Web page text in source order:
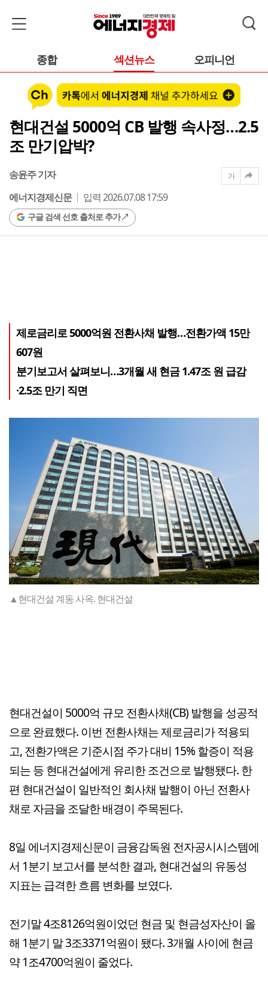
종합 섹션뉴스 오피니언
현대건설 5000억 CB 발행 속사정…2.5
조 만기압박?
송윤주 기자
에너지경제신문
입력 2026.07.08 17:59
구글 검색 선호 출처로 추가
가
제로금리로 5000억원 전환사채 발행…전환가액 15만
607원
분기보고서 살펴보니…3개월 새 현금 1.47조 원 급감
·2.5조 만기 직면
▲현대건설 계동 사옥. 현대건설
현대건설이 5000억 규모 전환사채(CB) 발행을 성공적
으로 완료했다. 이번 전환사채는 제로금리가 적용되
고, 전환가액은 기준시점 주가 대비 15% 할증이 적용
되는 등 현대건설에게 유리한 조건으로 발행됐다. 한
편 현대건설이 일반적인 회사채 발행이 아닌 전환사
채로 자금을 조달한 배경이 주목된다.
8일 에너지경제신문이 금융감독원 전자공시시스템에
서 1분기 보고서를 분석한 결과, 현대건설의 유동성
지표는 급격한 흐름 변화를 보였다.
전기말 4조8126억원이었던 현금 및 현금성자산이 올
해 1분기 말 3조3371억원이 됐다. 3개월 사이에 현금
약 1조4700억원이 줄었다.